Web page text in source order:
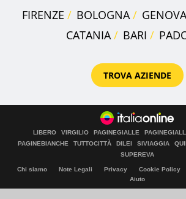
FIRENZE
BOLOGNA GENOVA
CATANIA
BARI
TROVA AZIENDE
LIBERO VIRGILIO PAGINEGIALLE
PAGINEBIANCHE
TUTTOCITTÀ DILEI SIVIAGGIA
SUPEREVA
Chi siamo Note Legali Privacy Cookie Policy
Aiuto